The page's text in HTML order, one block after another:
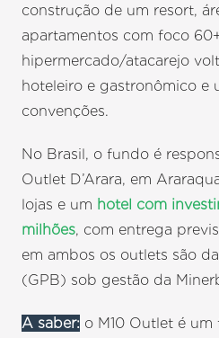
construção de um resort,
apartamentos com foco
hipermercado/atacarejo
hoteleiro e gastronômico e
convenções.
No Brasil, o fundo é
Outlet D’Arara, em
lojas e um hotel com
milhões, com entrega
em ambos os outlets são
(GPB) sob gestão da
A saber: o M10 Outlet é